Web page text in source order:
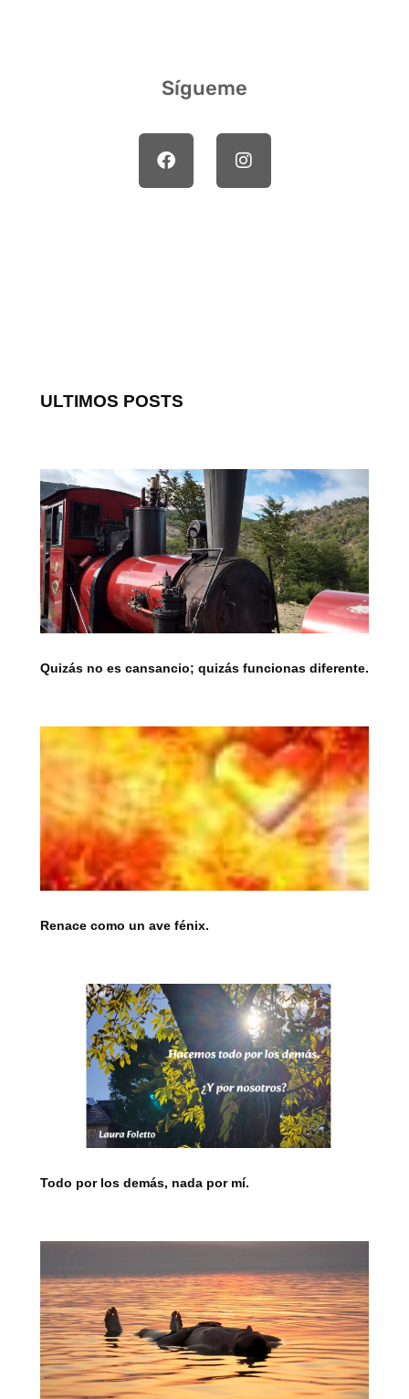
Sígueme
ULTIMOS POSTS
Quizás no es cansancio; quizás funcionas diferente.
Renace como un ave fénix.
Todo por los demás, nada por mí.